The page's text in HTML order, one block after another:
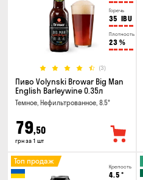
Горечь
35 IBU
Плотность
23 %
(3)
Пиво Volynski Browar Big Man
English Barleywine 0.35л
Темное, Нефильтрованное, 8.5°
79,50
грн за 1 шт
Крепость
4.5 °
Топ продаж